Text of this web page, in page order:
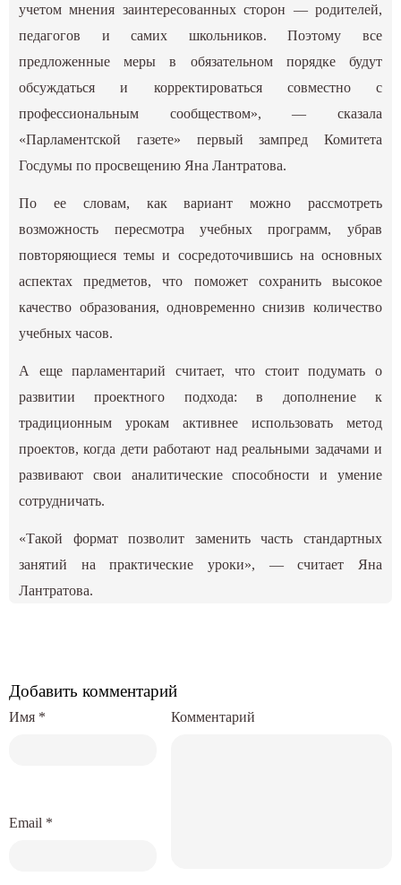
учетом мнения заинтересованных сторон — родителей,
педагогов и самих школьников. Поэтому все
предложенные меры в обязательном порядке будут
обсуждаться и корректироваться совместно с
профессиональным сообществом», — сказала
«Парламентской газете» первый зампред Комитета
Госдумы по просвещению Яна Лантратова.
По ее словам, как вариант можно рассмотреть
возможность пересмотра учебных программ, убрав
повторяющиеся темы и сосредоточившись на основных
аспектах предметов, что поможет сохранить высокое
качество образования, одновременно снизив количество
учебных часов.
А еще парламентарий считает, что стоит подумать о
развитии проектного подхода: в дополнение к
традиционным урокам активнее использовать метод
проектов, когда дети работают над реальными задачами и
развивают свои аналитические способности и умение
сотрудничать.
«Такой формат позволит заменить часть стандартных
занятий на практические уроки», — считает Яна
Лантратова.
Добавить комментарий
Комментарий
Имя *
Email *